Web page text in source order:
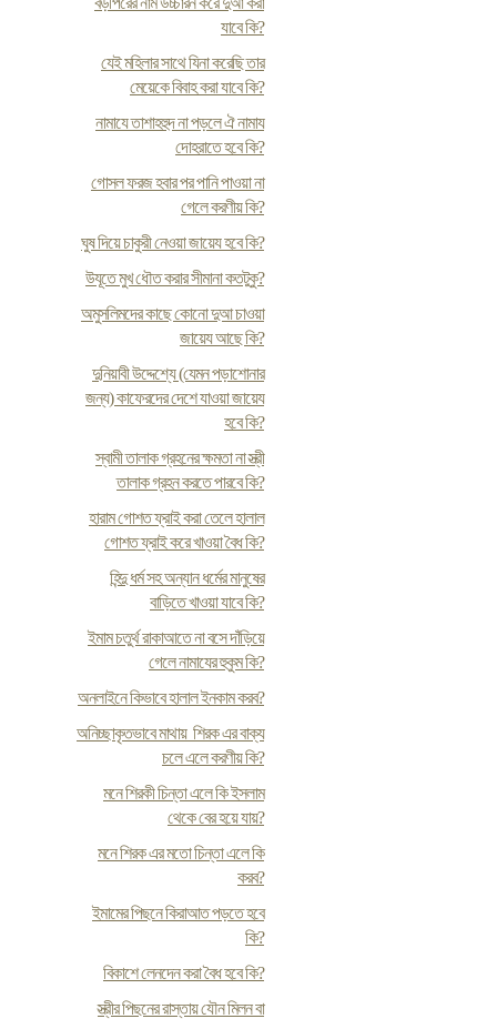
যাবে কি?
যেই মহিলার সাথে যিনা করেছি তার
মেয়েকে বিবাহ করা যাবে কি?
নামাযে তাশাহহুদ না পড়লে ঐ নামায
দোহরাতে হবে কি?
গোসল ফরজ হবার পর পানি পাওয়া না
গেলে করণীয় কি?
ঘুষ দিয়ে চাকুরী নেওয়া জায়েয হবে কি?
উযূতে মুখ ধৌত করার সীমানা কতটুকু?
অমুসলিমদের কাছে কোনো দুআ চাওয়া
জায়েয আছে কি?
দুনিয়াবী উদ্দেশ্যে (যেমন পড়াশোনার
জন্য) কাফেরদের দেশে যাওয়া জায়েয
হবে কি?
স্বামী তালাক গ্রহনের ক্ষমতা না স্ত্রী
তালাক গ্রহন করতে পারবে কি?
হারাম গোশত ফ্রাই করা তেলে হালাল
গোশত ফ্রাই করে খাওয়া বৈধ কি?
হিন্দু ধর্ম সহ অন্যান ধর্মের মানুষের
বাড়িতে খাওয়া যাবে কি?
ইমাম চতুর্থ রাকাআতে না বসে দাঁড়িয়ে
গেলে নামাযের হুকুম কি?
অনলাইনে কিভাবে হালাল ইনকাম করব?
অনিচ্ছাকৃতভাবে মাথায় শিরক এর বাক্য
চলে এলে করণীয় কি?
মনে শিরকী চিন্তা এলে কি ইসলাম
থেকে বের হয়ে যায়?
মনে শিরক এর মতো চিন্তা এলে কি
করব?
ইমামের পিছনে কিরাআত পড়তে হবে
কি?
বিকাশে লেনদেন করা বৈধ হবে কি?
স্ত্রীর পিছনের রাস্তায় যৌন মিলন বা